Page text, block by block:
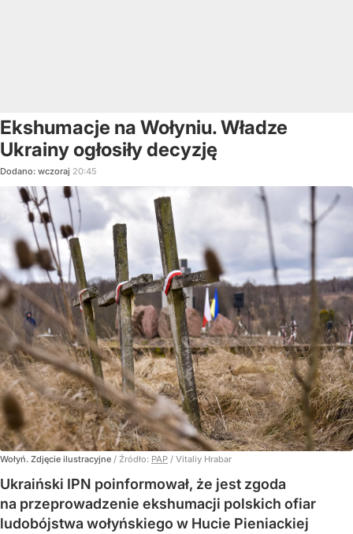
Ekshumacje na Wołyniu. Władze
Ukrainy ogłosiły decyzję
Dodano: wczoraj 20:45
Wołyń. Zdjęcie ilustracyjne / Źródło: PAP / Vitaliy Hrabar
Ukraiński IPN poinformował, że jest zgoda
na przeprowadzenie ekshumacji polskich ofiar
ludobójstwa wołyńskiego w Hucie Pieniackiej